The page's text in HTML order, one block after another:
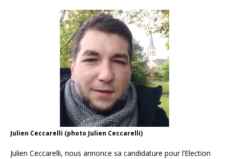
Julien Ceccarelli (photo Julien Ceccarelli)
Julien Ceccarelli, nous annonce sa candidature pour l’Election